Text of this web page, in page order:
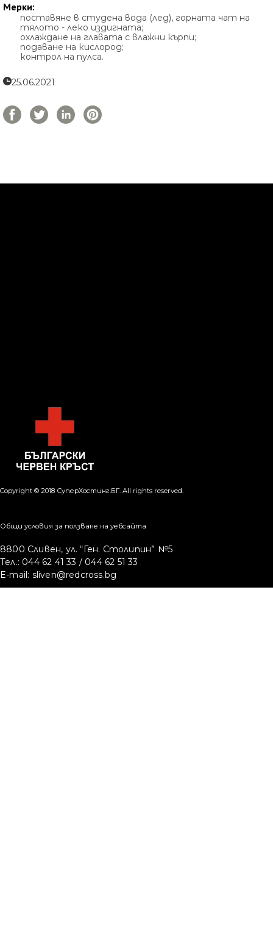
Мерки:
поставяне в студена вода (лед), горната чат на
тялото - леко издигната;
охлаждане на главата с влажни кърпи;
подаване на кислород;
контрол на пулса.
25.06.2021
Copyright © 2018 СуперХостинг.БГ. All rights reserved.
Общи условия за ползване на уебсайта
8800 Сливен, ул. “Ген. Столипин” №5
Тел.: 044 62 41 33 / 044 62 51 33
E-mail: sliven@redcross.bg